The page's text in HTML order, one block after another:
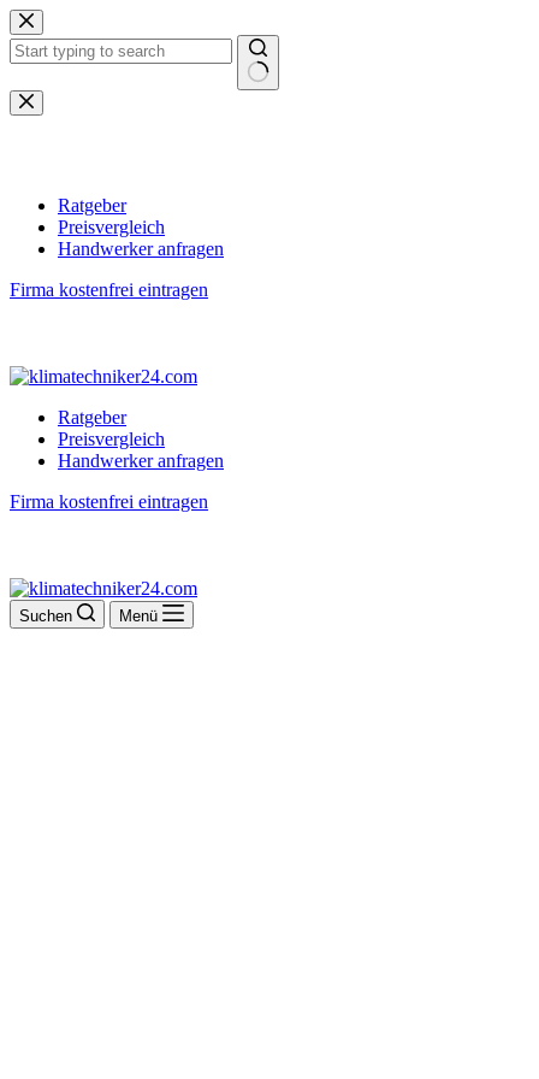
Zum
Inhalt
springen
Keine
Ergebnisse
Ratgeber
Preisvergleich
Handwerker anfragen
Firma kostenfrei eintragen
Ratgeber
Preisvergleich
Handwerker anfragen
Firma kostenfrei eintragen
Suchen Menü